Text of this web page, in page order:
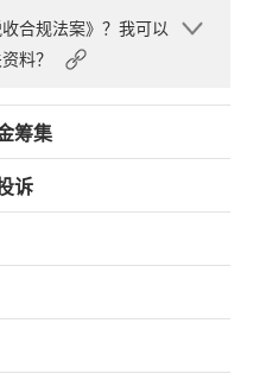
合规法案》？我可以
料？
筹集
诉